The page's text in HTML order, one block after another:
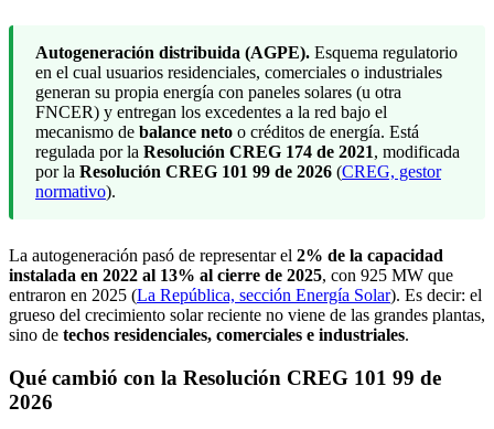
Autogeneración distribuida (AGPE). Esquema regulatorio
en el cual usuarios residenciales, comerciales o industriales
generan su propia energía con paneles solares (u otra
FNCER) y entregan los excedentes a la red bajo el
mecanismo de balance neto o créditos de energía. Está
regulada por la Resolución CREG 174 de 2021, modificada
por la Resolución CREG 101 99 de 2026 (CREG, gestor
normativo).
La autogeneración pasó de representar el 2% de la capacidad
instalada en 2022 al 13% al cierre de 2025, con 925 MW que
entraron en 2025 (La República, sección Energía Solar). Es decir: el
grueso del crecimiento solar reciente no viene de las grandes plantas,
sino de techos residenciales, comerciales e industriales.
Qué cambió con la Resolución CREG 101 99 de
2026